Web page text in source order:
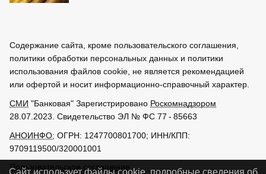
Содержание сайта, кроме пользовательского соглашения,
политики обработки персональных данных и политики
использования файлов cookie, не является рекомендацией
или офертой и носит информационно-справочный характер.
СМИ "Банковая" Зарегистрировано Роскомнадзором
28.07.2023. Свидетельство ЭЛ № ФС 77 - 85663
АНОИНФО; ОГРН: 1247700801700; ИНН/КПП:
9709119500/320001001
Пользовательское соглашение
Сайт использует файлы cookie, подробные сведения об